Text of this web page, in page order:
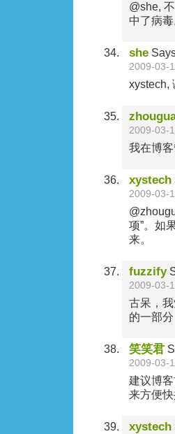
@she,
中了病
she
2009-03-
xystech,
2009-03-
我在博
xystech
2009-03-
项”。如
来。
fuzzify
2009-03-
古呆，
的一部
笑笑君
2009-03-
建议博
来方便快
xystech